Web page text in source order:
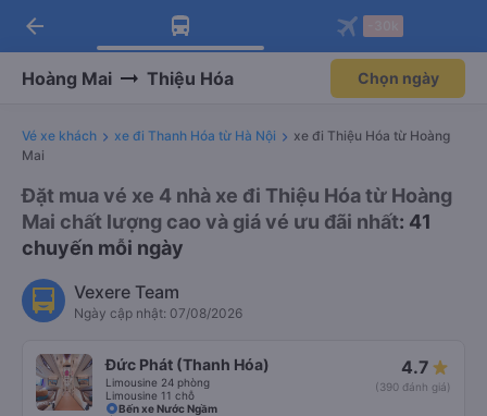
Tải app Vexere ngay!
Nhận ưu đãi thành viên độc
Mở app
Tải app Vexere
-30k/ghế khi đặt vé máy bay qua
Mở app
arrow_back
Hoàng Mai Thiệu Hóa Chọn ngày
Vé xe khách xe đi Thanh Hóa từ Hà Nội
xe đi Thiệu Hóa từ Hoàng
Mai
Đặt mua vé xe 4 nhà xe đi Thiệu Hóa từ Hoàng
Mai chất lượng cao và giá vé ưu đãi nhất: 41
chuyến mỗi ngày
Vexere Team
Ngày cập nhật: 07/08/2026
Đức Phát (Thanh Hóa)
Limousine 24 phòng
Limousine 11 chỗ
4.7
(390 đánh giá)
Bến xe Nước Ngầm